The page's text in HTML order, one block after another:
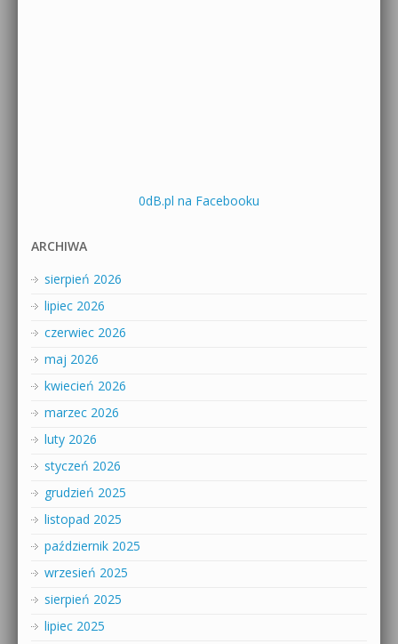
0dB.pl na Facebooku
ARCHIWA
sierpień 2026
lipiec 2026
czerwiec 2026
maj 2026
kwiecień 2026
marzec 2026
luty 2026
styczeń 2026
grudzień 2025
listopad 2025
październik 2025
wrzesień 2025
sierpień 2025
lipiec 2025